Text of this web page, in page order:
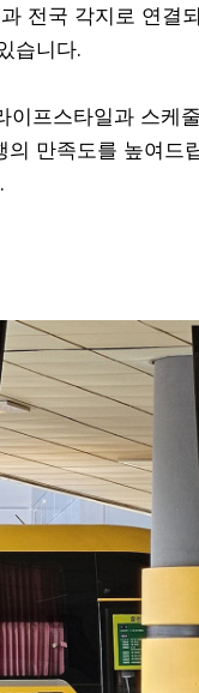
전국 각지로 연
습니다.
프스타일과 스
만족도를 높여